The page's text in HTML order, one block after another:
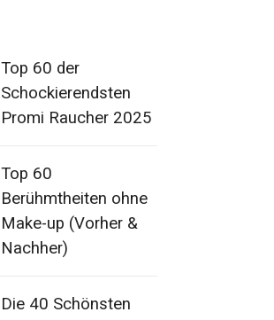
Top 60 der
Schockierendsten
Promi Raucher 2025
Top 60
Berühmtheiten ohne
Make-up (Vorher &
Nachher)
Die 40 Schönsten